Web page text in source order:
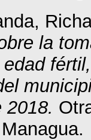
la
2018.